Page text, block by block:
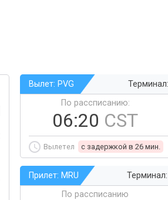
Вылет: PVG
По рассписанию:
06:20 CST
Вылетел c задержкой в 26 мин.
Прилет: MRU
По рассписанию